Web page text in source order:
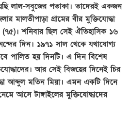
লাল-সবুজের পতাকা। তাদেরই একজন
মালতীপাড়া গ্রামের বীর মুক্তিযোদ্ধা
শনিবার ছিল সেই ঐতিহাসিক ১৬
দিন। ১৯৭১ সাল থেকে যথাযোগ্য
পালিত হয় দিনটি। এ দিন বিশেষ
আর সেই বিজয়ের দিনেই চির
আব্দুল মতিন মিয়া। এমন একটি দিনে
আসে টাঙ্গাইলের মুক্তিযোদ্ধাদের